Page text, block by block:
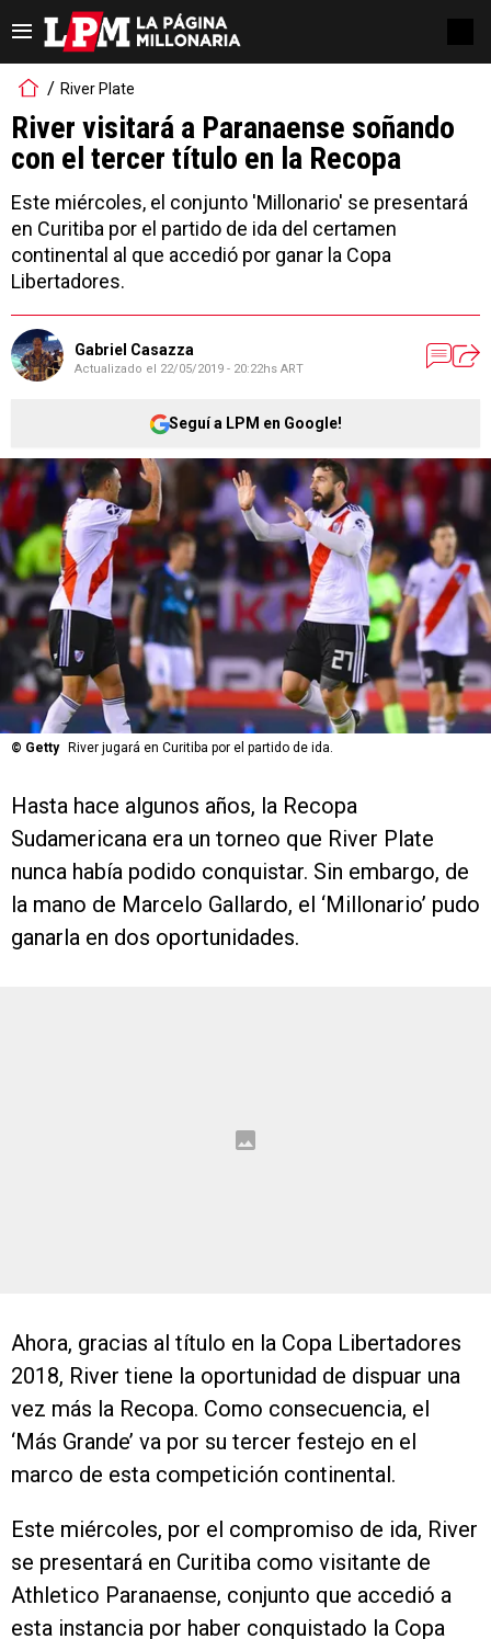
River Plate
River visitará a Paranaense soñando
con el tercer título en la Recopa
Este miércoles, el conjunto 'Millonario' se presentará
en Curitiba por el partido de ida del certamen
continental al que accedió por ganar la Copa
Libertadores.
Gabriel Casazza
Actualizado el 22/05/2019 - 20:22hs ART
Seguí a LPM en Google!
© Getty River jugará en Curitiba por el partido de ida.
Hasta hace algunos años, la Recopa
Sudamericana era un torneo que River Plate
nunca había podido conquistar. Sin embargo, de
la mano de Marcelo Gallardo, el ‘Millonario’ pudo
ganarla en dos oportunidades.
Ahora, gracias al título en la Copa Libertadores
2018, River tiene la oportunidad de dispuar una
vez más la Recopa. Como consecuencia, el
‘Más Grande’ va por su tercer festejo en el
marco de esta competición continental.
Este miércoles, por el compromiso de ida, River
se presentará en Curitiba como visitante de
Athletico Paranaense, conjunto que accedió a
esta instancia por haber conquistado la Copa